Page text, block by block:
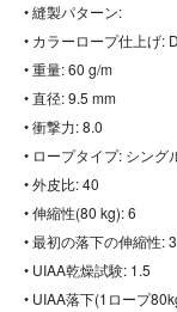
• 縫製パターン:
• カラーロープ仕上げ:
• 重量: 60 g/m
• 直径: 9.5 mm
• 衝撃力: 8.0
• ロープタイプ: シング
• 外皮比: 40
• 伸縮性(80 kg): 6
• 最初の落下の伸縮性:
• UIAA乾燥試験: 1.5
• UIAA落下(1ロープ